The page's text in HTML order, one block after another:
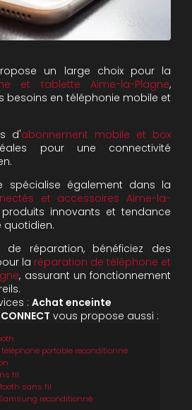
un large choix pour la
et tablette Aime-la-Plagne,
besoins en téléphonie mobile et
d'abonnement mobile et box
pour une connectivité
spécialise également dans la
et accessoires Aime-la-
innovants et tendance
quotidien.
réparation, bénéficiez des
la réparation de téléphone et
, assurant un fonctionnement
: Achat enceinte
vous propose aussi :
portable reconditionné
fil
sans fil
reconditionné